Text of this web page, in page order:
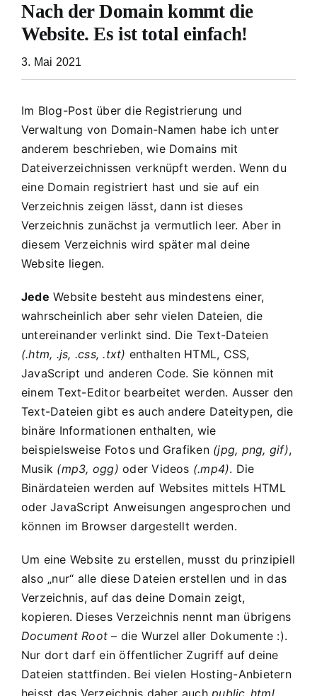
Nach der Domain kommt die
Website. Es ist total einfach!
3. Mai 2021
Im Blog-Post über die Registrierung und
Verwaltung von Domain-Namen habe ich unter
anderem beschrieben, wie Domains mit
Dateiverzeichnissen verknüpft werden. Wenn du
eine Domain registriert hast und sie auf ein
Verzeichnis zeigen lässt, dann ist dieses
Verzeichnis zunächst ja vermutlich leer. Aber in
diesem Verzeichnis wird später mal deine
Website liegen.
Jede Website besteht aus mindestens einer,
wahrscheinlich aber sehr vielen Dateien, die
untereinander verlinkt sind. Die Text-Dateien
(.htm, .js, .css, .txt) enthalten HTML, CSS,
JavaScript und anderen Code. Sie können mit
einem Text-Editor bearbeitet werden. Ausser den
Text-Dateien gibt es auch andere Dateitypen, die
binäre Informationen enthalten, wie
beispielsweise Fotos und Grafiken (jpg, png, gif),
Musik (mp3, ogg) oder Videos (.mp4). Die
Binärdateien werden auf Websites mittels HTML
oder JavaScript Anweisungen angesprochen und
können im Browser dargestellt werden.
Um eine Website zu erstellen, musst du prinzipiell
also „nur“ alle diese Dateien erstellen und in das
Verzeichnis, auf das deine Domain zeigt,
kopieren. Dieses Verzeichnis nennt man übrigens
Document Root – die Wurzel aller Dokumente :).
Nur dort darf ein öffentlicher Zugriff auf deine
Dateien stattfinden. Bei vielen Hosting-Anbietern
heisst das Verzeichnis daher auchpublic_html